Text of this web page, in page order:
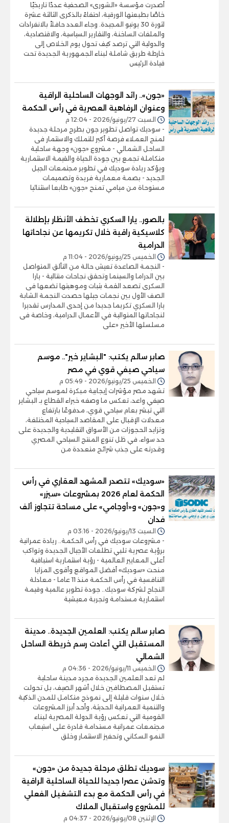
أصدرت مؤسسة «الشورى» الصحفية عددًا تاريخيًا
خاصًا بطبعتها الورقية، احتفاءً بالذكرى الثالثة عشرة
لثورة 30 يونيو المجيدة. وجاء العدد حافلاً بالانفرادات
والملفات الساخنة، والتقارير السياسية، والاقتصادية،
والدولية التي ترصد كيف تحول يوم الخلاص إلى
خارطة طريق شاملة لبناء الجمهورية الجديدة تحت
قيادة الرئيس
«جون».. رائد الوجهات الساحلية الراقية
وعنوان الرفاهية العصرية في رأس الحكمة
السبت 27/يونيو/2026 - 12:04 م
- سوديك تواصل تطوير جون بطرح مرحلة جديدة
لمنح العملاء فرصة أكبر للتملك والاستثمار فى
الساحل الشمالي - مشروع «جون» وجهة ساحلية
متكاملة تجمع بين جودة الحياة والقيمة الاستثمارية
ويؤكد ريادة سوديك في تطوير مجتمعات الجيل
الجديد - بصمة معمارية فريدة وتصميمات
مستوحاة من ميامي تمنح «جون» طابعا استثنائيا
بالصور.. يارا السكري تخطف الأنظار بإطلالة
كلاسيكية راقية خلال تكريمها عن نجاحاتها
الدرامية
الخميس 25/يونيو/2026 - 11:04 م
- النجمة الصاعدة تعيش حالة من التألق المتواصل
بين الدراما والسينما وتحقق نجاحات متتالية - يارا
السكرى تصعد القمة بثبات وموهبتها تضعها فى
الصف الأول بين نجمات جيلها حصدت النجمة الشابة
يارا السكري تكريما جديدا من إحدى المدارس تقديرا
لنجاحاتها المتوالية في الأعمال الدرامية، وخاصة فى
مسلسلها الأخير «على
صابر سالم يكتب: "البشاير خير".. موسم
سياحي صيفي قوي في مصر
الخميس 25/يونيو/2026 - 05:49 م
تشهد مصر مؤشرات إيجابية مبكرة لموسم سياحي
صيفي واعد، تعكس ما وصفه خبراء القطاع بـ البشاير
التي تبشر بعام سياحي قوي، مدفوعًا بارتفاع
معدلات الإقبال على المقاصد السياحية المختلفة،
وتزايد الحجوزات من الأسواق التقليدية والجديدة على
حد سواء، في ظل تنوع المنتج السياحي المصري
وقدرته على جذب شرائح متعددة من
«سوديك» تتصدر المشهد العقاري في رأس
الحكمة لعام 2026 بمشروعات «سيزر»
و«جون» و«أوجامي» على مساحة تتجاوز ألف
فدان
السبت 13/يونيو/2026 - 03:16 م
- مشروعات سوديك في رأس الحكمة.. ريادة عمرانية
برؤية عصرية تلبي تطلعات الأجيال الجديدة وتواكب
أعلى المعايير العالمية - رؤية استثمارية استباقية
منحت «سوديك» أفضل المواقع وأقوى المزايا
التنافسية في رأس الحكمة منذ 11 عاما - معادلة
النجاح لشركة سوديك.. جودة تطوير عالمية وقيمة
استثمارية مستدامة وتجربة معيشية
صابر سالم يكتب: العلمين الجديدة.. مدينة
المستقبل التي أعادت رسم خريطة الساحل
الشمالي
الخميس 11/يونيو/2026 - 04:36 م
لم تعد العلمين الجديدة مجرد مدينة ساحلية
تستقبل المصطافين خلال أشهر الصيف، بل تحولت
خلال سنوات قليلة إلى نموذج متكامل للمدن الذكية
والتنمية العمرانية الحديثة، وأحد أبرز المشروعات
القومية التي تعكس رؤية الدولة المصرية لبناء
مجتمعات عمرانية مستدامة قادرة على استيعاب
النمو السكاني وتحفيز الاستثمار وخلق
سوديك تطلق مرحلة جديدة من «جون»
وتدشن عصرا جديدا للحياة الساحلية الراقية
في رأس الحكمة مع بدء التشغيل الفعلي
للمشروع واستقبال الملاك
الإثنين 08/يونيو/2026 - 04:37 م